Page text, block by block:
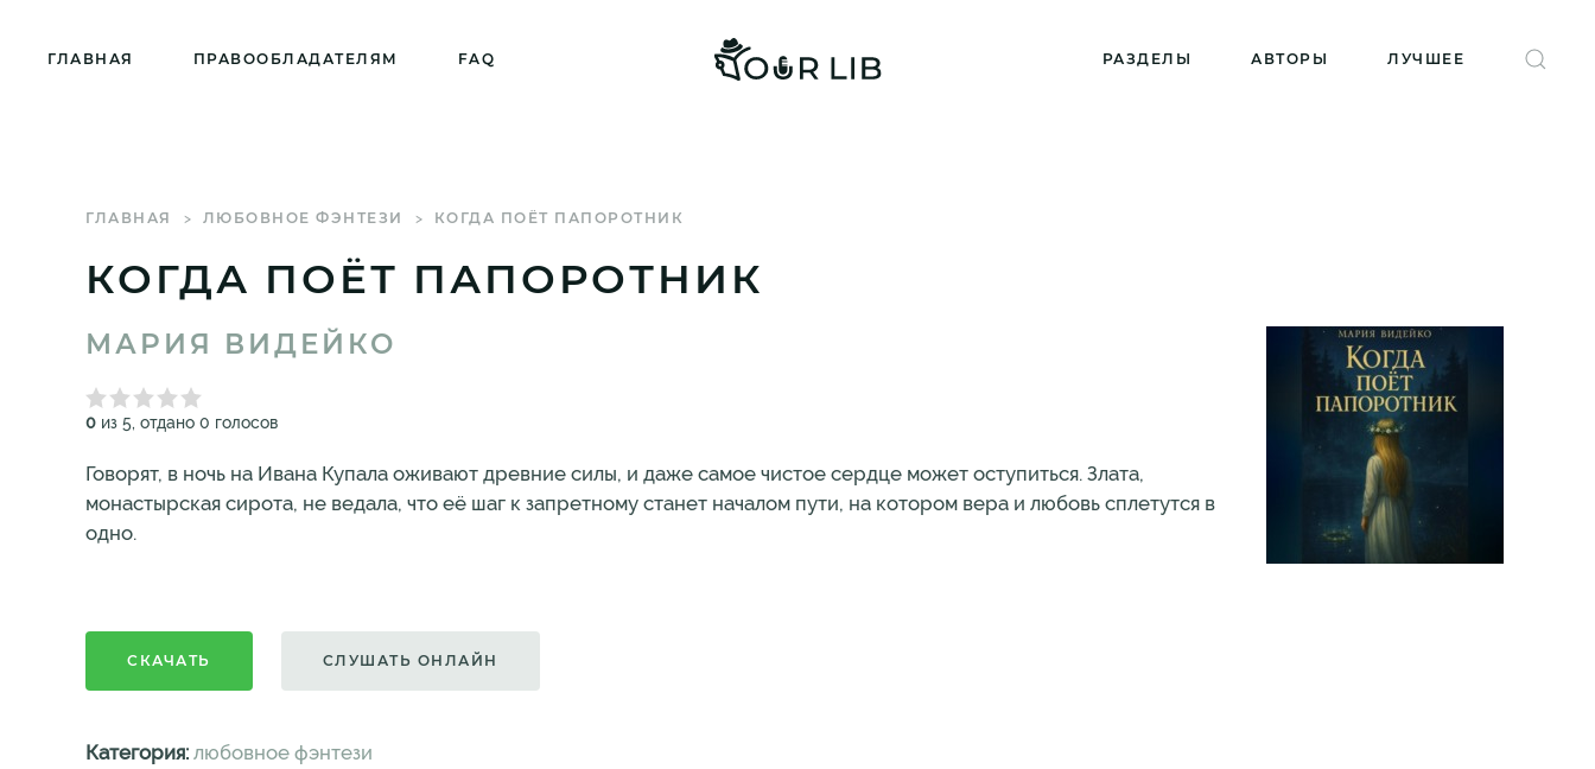
ГЛАВНАЯ ПРАВООБЛАДАТЕЛЯМ FAQ РАЗДЕЛЫ АВТОРЫ ЛУЧШЕЕ
ГЛАВНАЯ ЛЮБОВНОЕ ФЭНТЕЗИ КОГДА ПОЁТ ПАПОРОТНИК
КОГДА ПОЁТ ПАПОРОТНИК
МАРИЯ ВИДЕЙКО
0 из 5, отдано 0 голосов
Говорят, в ночь на Ивана Купала оживают древние силы, и даже самое чистое сердце может оступиться. Злата,
монастырская сирота, не ведала, что её шаг к запретному станет началом пути, на котором вера и любовь сплетутся в
одно.
СКАЧАТЬ СЛУШАТЬ ОНЛАЙН
Категория: любовное фэнтези